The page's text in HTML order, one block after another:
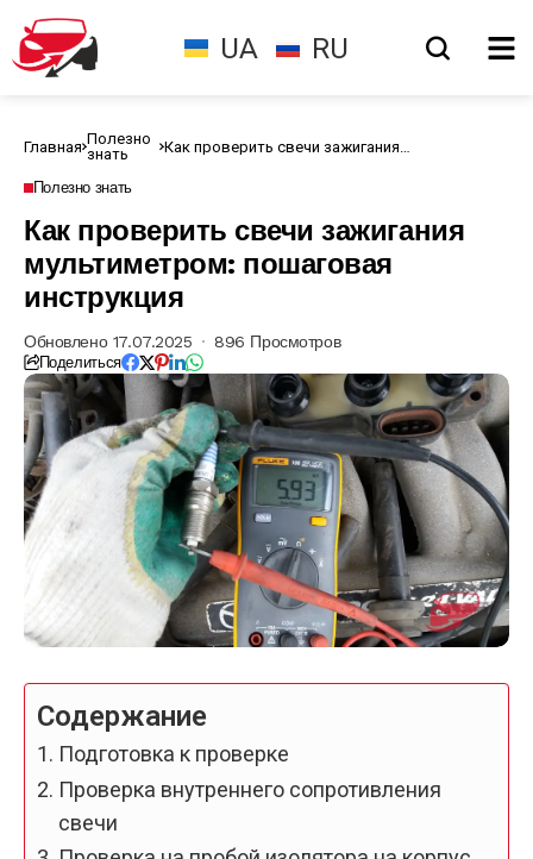
UA RU
Главная Полезно
знать
Как проверить свечи зажигания
Полезно знать
Как проверить свечи зажигания
мультиметром: пошаговая
инструкция
Обновлено 17.07.2025 896 Просмотров
Поделиться
Содержание
Подготовка к проверке
Проверка внутреннего сопротивления
свечи